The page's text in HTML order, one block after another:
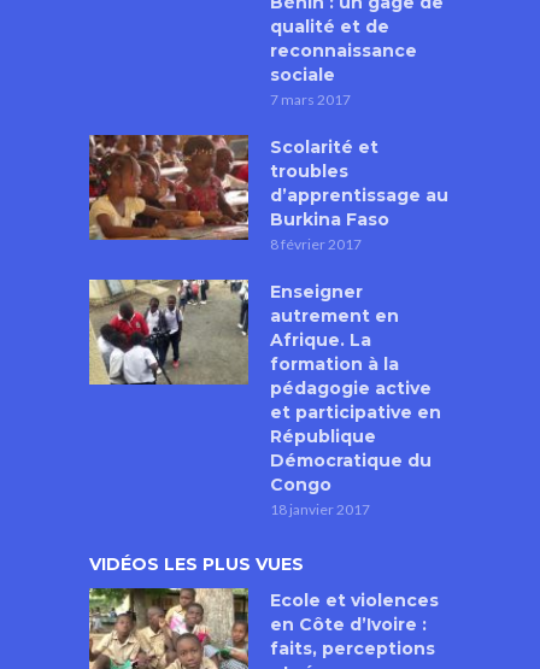
qualité et de
reconnaissance
sociale
7 mars 2017
Scolarité et
troubles
d’apprentissage au
Burkina Faso
8 février 2017
Enseigner
autrement en
Afrique. La
formation à la
pédagogie active
et participative en
République
Démocratique du
Congo
18 janvier 2017
VIDÉOS LES PLUS VUES
Ecole et violences
en Côte d’Ivoire :
faits, perceptions